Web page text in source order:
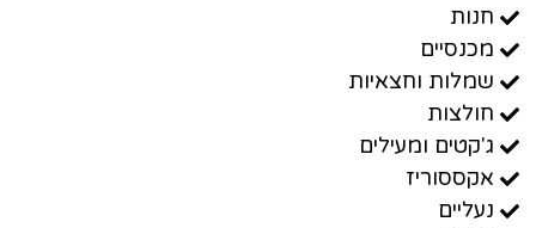
חנות
מכנסיים
שמלות וחצאיות
חולצות
ג'קטים ומעילים
אקססוריז
נעליים